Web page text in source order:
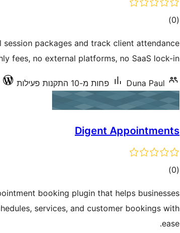
(0 דרוגים)
session packages and track client attendance
fees, no external platforms, no SaaS lock-in.
Duna Paul פחות מ-10 התקנות פעילות
Digent Appointments
(0 דרוגים)
booking plugin that helps businesses
services, and customer bookings with
ease.